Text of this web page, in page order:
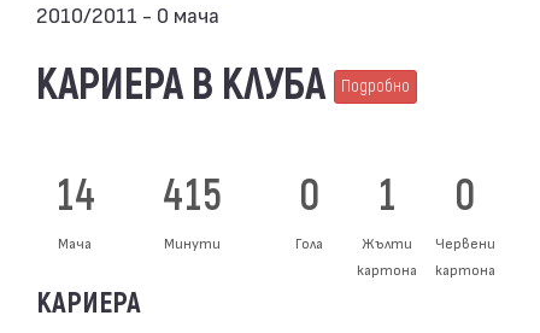
2010/2011 - 0 мача
КАРИЕРА В КЛУБА Подробно
14
Мача
415
Минути
0
Гола
1
Жълти
картона
0
Червени
картона
КАРИЕРА